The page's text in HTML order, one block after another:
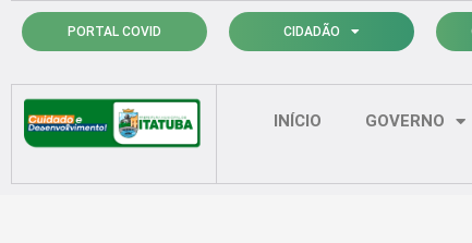
para
conteúdo
PORTAL COVID CIDADÃO
INÍCIO GOVERNO